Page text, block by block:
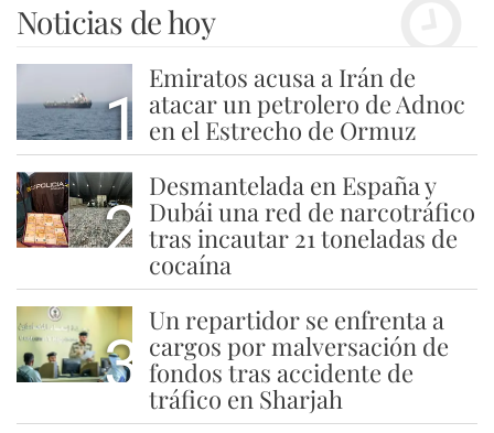
Noticias de hoy
1
Emiratos acusa a Irán de
atacar un petrolero de Adnoc
en el Estrecho de Ormuz
2
Desmantelada en España y
Dubái una red de narcotráfico
tras incautar 21 toneladas de
cocaína
3
Un repartidor se enfrenta a
cargos por malversación de
fondos tras accidente de
tráfico en Sharjah